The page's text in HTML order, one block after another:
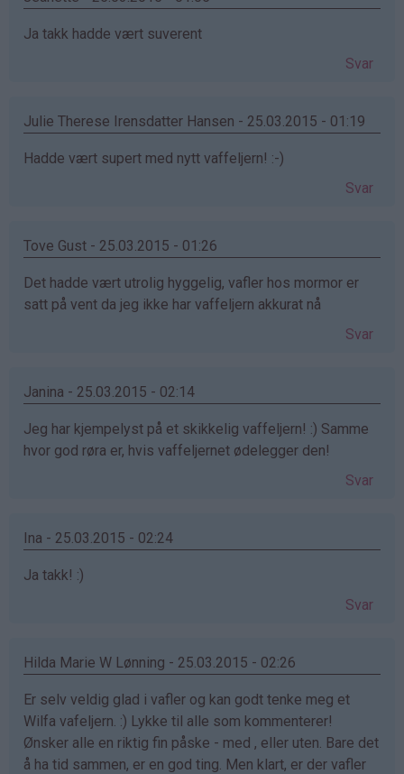
Ja takk hadde vært suverent
Svar
Julie Therese Irensdatter Hansen - 25.03.2015 - 01:19
Hadde vært supert med nytt vaffeljern! :-)
Svar
Tove Gust - 25.03.2015 - 01:26
Det hadde vært utrolig hyggelig, vafler hos mormor er
satt på vent da jeg ikke har vaffeljern akkurat nå
Svar
Janina - 25.03.2015 - 02:14
Jeg har kjempelyst på et skikkelig vaffeljern! :) Samme
hvor god røra er, hvis vaffeljernet ødelegger den!
Svar
Ina - 25.03.2015 - 02:24
Ja takk! :)
Svar
Hilda Marie W Lønning - 25.03.2015 - 02:26
Er selv veldig glad i vafler og kan godt tenke meg et
Wilfa vafeljern. :) Lykke til alle som kommenterer!
Ønsker alle en riktig fin påske - med , eller uten. Bare det
å ha tid sammen, er en god ting. Men klart, er der vafler